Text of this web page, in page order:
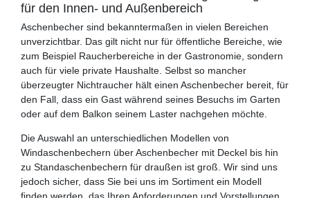
für den Innen- und Außenbereich
Aschenbecher sind bekanntermaßen in vielen Bereichen
unverzichtbar. Das gilt nicht nur für öffentliche Bereiche, wie
zum Beispiel Raucherbereiche in der Gastronomie, sondern
auch für viele private Haushalte. Selbst so mancher
überzeugter Nichtraucher hält einen Aschenbecher bereit, für
den Fall, dass ein Gast während seines Besuchs im Garten
oder auf dem Balkon seinem Laster nachgehen möchte.
Die Auswahl an unterschiedlichen Modellen von
Windaschenbechern über Aschenbecher mit Deckel bis hin
zu Standaschenbechern für draußen ist groß. Wir sind uns
jedoch sicher, dass Sie bei uns im Sortiment ein Modell